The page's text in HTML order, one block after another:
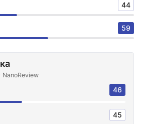
44
59
46
45